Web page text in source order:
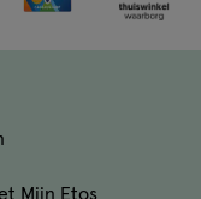
Mijn Etos